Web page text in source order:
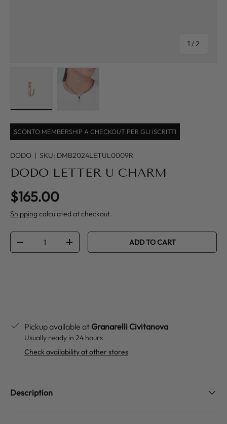
1 / of
2
SCONTO MEMBERSHIP A CHECKOUT PER GLI ISCRITTI
DODO | SKU: DMB2024LETUL0009R
DODO LETTER U CHARM
Regular price
$165.00
Shipping calculated at checkout.
Qty
DECREASE QUANTITYINCREASE QUANTITYADD TO CART
Pickup available at Granarelli Civitanova
Usually ready in 24 hours
Check availability at other stores
Description